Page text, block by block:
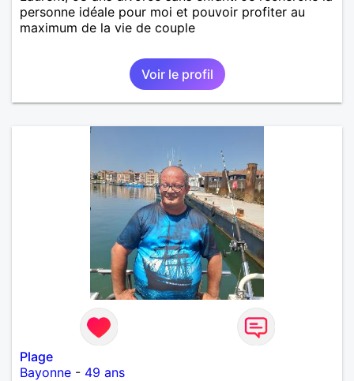
personne idéale pour moi et pouvoir profiter au
maximum de la vie de couple
Voir le profil
Plage
Bayonne - 49 ans